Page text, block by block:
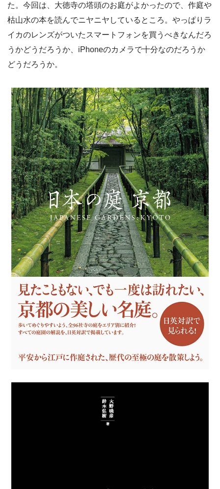
た。今回は、大徳寺の塔頭のお庭がよかったので、作庭や
枯山水の本を読んでニヤニヤしているところ。やっぱりラ
イカのレンズがついたスマートフォンを買うべきなんだろ
うかどうだろうか、iPhoneのカメラで十分なのだろうか
どうだろうか。